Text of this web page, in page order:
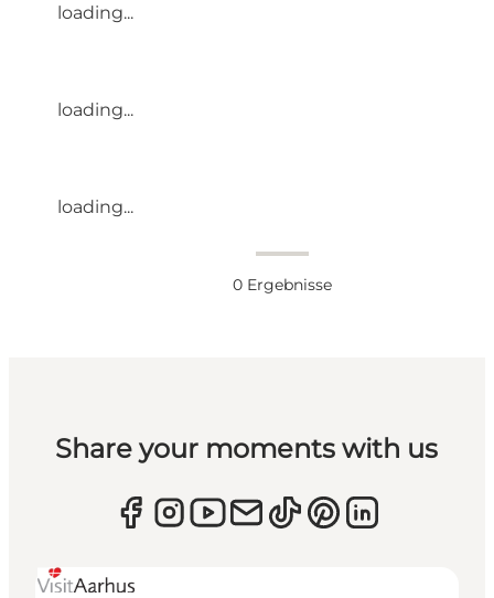
loading...
loading...
loading...
0 Ergebnisse
Share your moments with us